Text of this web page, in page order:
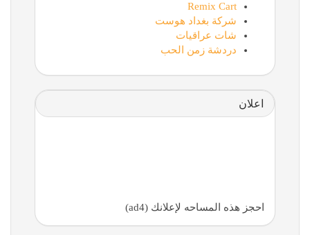
Remix Cart
شركة بغداد هوست
شات عراقيات
دردشة زمن الحب
اعلان
احجز هذه المساحه لإعلانك (ad4)